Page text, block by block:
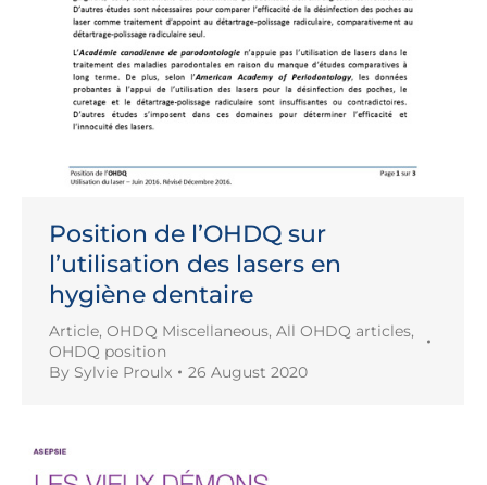
Position de l’OHDQ sur
l’utilisation des lasers en
hygiène dentaire
Article, OHDQ Miscellaneous, All OHDQ articles,
OHDQ position
By Sylvie Proulx 26 August 2020